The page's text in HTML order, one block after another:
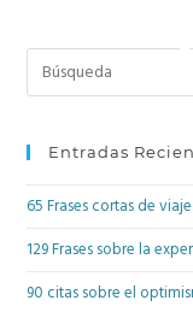
Entradas
65 Frases cortas de
129 Frases sobre la
90 citas sobre el